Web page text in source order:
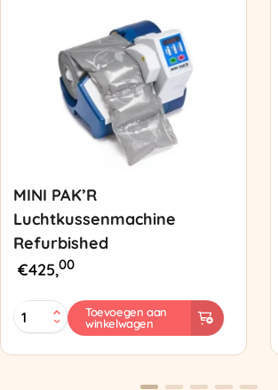
MINI PAK’R
Luchtkussenmachine
Refurbished
€425,00
MINI
PAK'R
Refurbished
Toevoegen aan
winkelwagen